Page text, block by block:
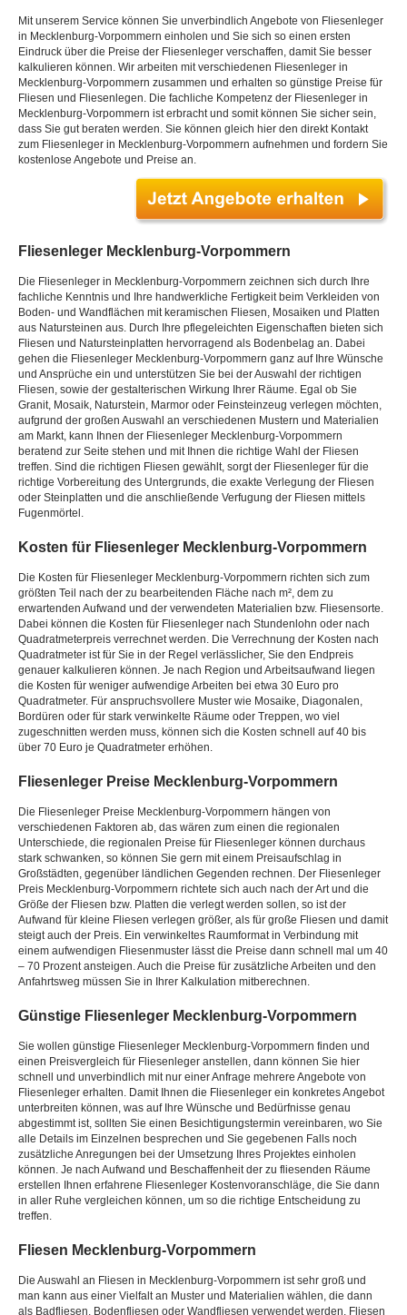
Mit unserem Service können Sie unverbindlich Angebote von Fliesenleger
in Mecklenburg-Vorpommern einholen und Sie sich so einen ersten
Eindruck über die Preise der Fliesenleger verschaffen, damit Sie besser
kalkulieren können. Wir arbeiten mit verschiedenen Fliesenleger in
Mecklenburg-Vorpommern zusammen und erhalten so günstige Preise für
Fliesen und Fliesenlegen. Die fachliche Kompetenz der Fliesenleger in
Mecklenburg-Vorpommern ist erbracht und somit können Sie sicher sein,
dass Sie gut beraten werden. Sie können gleich hier den direkt Kontakt
zum Fliesenleger in Mecklenburg-Vorpommern aufnehmen und fordern Sie
kostenlose Angebote und Preise an.
Fliesenleger Mecklenburg-Vorpommern
Die Fliesenleger in Mecklenburg-Vorpommern zeichnen sich durch Ihre
fachliche Kenntnis und Ihre handwerkliche Fertigkeit beim Verkleiden von
Boden- und Wandflächen mit keramischen Fliesen, Mosaiken und Platten
aus Natursteinen aus. Durch Ihre pflegeleichten Eigenschaften bieten sich
Fliesen und Natursteinplatten hervorragend als Bodenbelag an. Dabei
gehen die Fliesenleger Mecklenburg-Vorpommern ganz auf Ihre Wünsche
und Ansprüche ein und unterstützen Sie bei der Auswahl der richtigen
Fliesen, sowie der gestalterischen Wirkung Ihrer Räume. Egal ob Sie
Granit, Mosaik, Naturstein, Marmor oder Feinsteinzeug verlegen möchten,
aufgrund der großen Auswahl an verschiedenen Mustern und Materialien
am Markt, kann Ihnen der Fliesenleger Mecklenburg-Vorpommern
beratend zur Seite stehen und mit Ihnen die richtige Wahl der Fliesen
treffen. Sind die richtigen Fliesen gewählt, sorgt der Fliesenleger für die
richtige Vorbereitung des Untergrunds, die exakte Verlegung der Fliesen
oder Steinplatten und die anschließende Verfugung der Fliesen mittels
Fugenmörtel.
Kosten für Fliesenleger Mecklenburg-Vorpommern
Die Kosten für Fliesenleger Mecklenburg-Vorpommern richten sich zum
größten Teil nach der zu bearbeitenden Fläche nach m², dem zu
erwartenden Aufwand und der verwendeten Materialien bzw. Fliesensorte.
Dabei können die Kosten für Fliesenleger nach Stundenlohn oder nach
Quadratmeterpreis verrechnet werden. Die Verrechnung der Kosten nach
Quadratmeter ist für Sie in der Regel verlässlicher, Sie den Endpreis
genauer kalkulieren können. Je nach Region und Arbeitsaufwand liegen
die Kosten für weniger aufwendige Arbeiten bei etwa 30 Euro pro
Quadratmeter. Für anspruchsvollere Muster wie Mosaike, Diagonalen,
Bordüren oder für stark verwinkelte Räume oder Treppen, wo viel
zugeschnitten werden muss, können sich die Kosten schnell auf 40 bis
über 70 Euro je Quadratmeter erhöhen.
Fliesenleger Preise Mecklenburg-Vorpommern
Die Fliesenleger Preise Mecklenburg-Vorpommern hängen von
verschiedenen Faktoren ab, das wären zum einen die regionalen
Unterschiede, die regionalen Preise für Fliesenleger können durchaus
stark schwanken, so können Sie gern mit einem Preisaufschlag in
Großstädten, gegenüber ländlichen Gegenden rechnen. Der Fliesenleger
Preis Mecklenburg-Vorpommern richtete sich auch nach der Art und die
Größe der Fliesen bzw. Platten die verlegt werden sollen, so ist der
Aufwand für kleine Fliesen verlegen größer, als für große Fliesen und damit
steigt auch der Preis. Ein verwinkeltes Raumformat in Verbindung mit
einem aufwendigen Fliesenmuster lässt die Preise dann schnell mal um 40
– 70 Prozent ansteigen. Auch die Preise für zusätzliche Arbeiten und den
Anfahrtsweg müssen Sie in Ihrer Kalkulation mitberechnen.
Günstige Fliesenleger Mecklenburg-Vorpommern
Sie wollen günstige Fliesenleger Mecklenburg-Vorpommern finden und
einen Preisvergleich für Fliesenleger anstellen, dann können Sie hier
schnell und unverbindlich mit nur einer Anfrage mehrere Angebote von
Fliesenleger erhalten. Damit Ihnen die Fliesenleger ein konkretes Angebot
unterbreiten können, was auf Ihre Wünsche und Bedürfnisse genau
abgestimmt ist, sollten Sie einen Besichtigungstermin vereinbaren, wo Sie
alle Details im Einzelnen besprechen und Sie gegebenen Falls noch
zusätzliche Anregungen bei der Umsetzung Ihres Projektes einholen
können. Je nach Aufwand und Beschaffenheit der zu fliesenden Räume
erstellen Ihnen erfahrene Fliesenleger Kostenvoranschläge, die Sie dann
in aller Ruhe vergleichen können, um so die richtige Entscheidung zu
treffen.
Fliesen Mecklenburg-Vorpommern
Die Auswahl an Fliesen in Mecklenburg-Vorpommern ist sehr groß und
man kann aus einer Vielfalt an Muster und Materialien wählen, die dann
als Badfliesen, Bodenfliesen oder Wandfliesen verwendet werden. Fliesen